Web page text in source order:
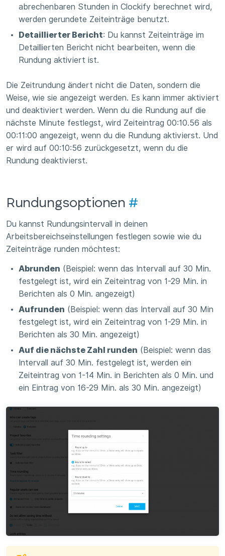
abrechenbaren Stunden in Clockify berechnet wird,
werden gerundete Zeiteinträge benutzt.
Detaillierter Bericht: Du kannst Zeiteinträge im
Detaillierten Bericht nicht bearbeiten, wenn die
Rundung aktiviert ist.
Die Zeitrundung ändert nicht die Daten, sondern die
Weise, wie sie angezeigt werden. Es kann immer aktiviert
und deaktiviert werden. Wenn du die Rundung auf die
nächste Minute festlegst, wird Zeiteintrag 00:10.56 als
00:11:00 angezeigt, wenn du die Rundung aktivierst. Und
er wird auf 00:10:56 zurückgesetzt, wenn du die
Rundung deaktivierst.
Rundungsoptionen #
Du kannst Rundungsintervall in deinen
Arbeitsbereichseinstellungen festlegen sowie wie du
Zeiteinträge runden möchtest:
Abrunden (Beispiel: wenn das Intervall auf 30 Min.
festgelegt ist, wird ein Zeiteintrag von 1-29 Min. in
Berichten als 0 Min. angezeigt)
Aufrunden (Beispiel: wenn das Intervall auf 30 Min
festgelegt ist, wird ein Zeiteintrag von 1-29 Min. in
Berichten als 30 Min. angezeigt)
Auf die nächste Zahl runden (Beispiel: wenn das
Intervall auf 30 Min. festgelegt ist, werden ein
Zeiteintrag von 1-14 Min. in Berichten als 0 Min. und
ein Eintrag von 16-29 Min. als 30 Min. angezeigt)